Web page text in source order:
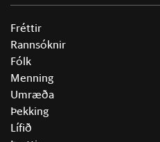
Fréttir
Rannsóknir
Fólk
Menning
Umræða
Þekking
Lífið